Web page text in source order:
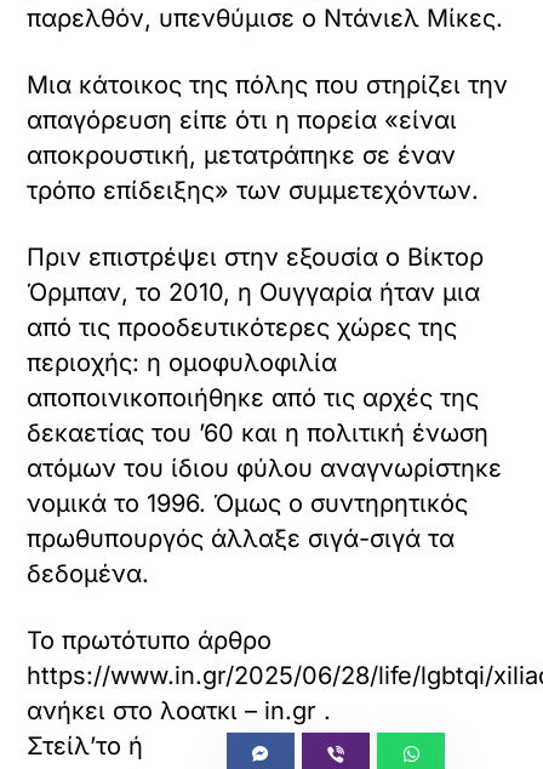
παρελθόν, υπενθύμισε ο Ντάνιελ Μίκες.
Μια κάτοικος της πόλης που στηρίζει την
απαγόρευση είπε ότι η πορεία «είναι
αποκρουστική, μετατράπηκε σε έναν
τρόπο επίδειξης» των συμμετεχόντων.
Πριν επιστρέψει στην εξουσία ο Βίκτορ
Όρμπαν, το 2010, η Ουγγαρία ήταν μια
από τις προοδευτικότερες χώρες της
περιοχής: η ομοφυλοφιλία
αποποινικοποιήθηκε από τις αρχές της
δεκαετίας του ’60 και η πολιτική ένωση
ατόμων του ίδιου φύλου αναγνωρίστηκε
νομικά το 1996. Όμως ο συντηρητικός
πρωθυπουργός άλλαξε σιγά-σιγά τα
δεδομένα.
Το πρωτότυπο άρθρο
https://www.in.gr/2025/06/28/life/lgbtqi/
ανήκει στολοατκι – in.gr .